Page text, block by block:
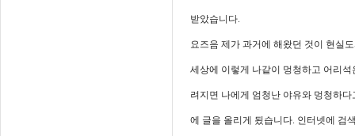
받았습니다.
요즈음 제가 과거에 해왔던 것이 현실
세상에 이렇게 나같이 멍청하고 어리
려지면 나에게 엄청난 야유와 멍청하
에 글을 올리게 됬습니다. 인터넷에 검